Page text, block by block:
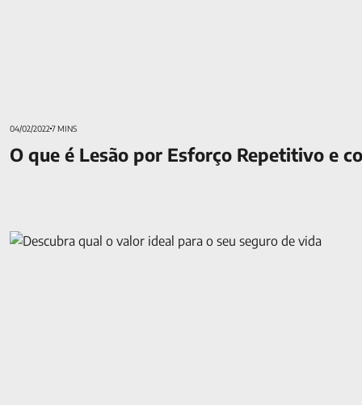
04/02/20227 MINS
O que é Lesão por Esforço Repetitivo e
Cálculo do Seguro de Vida: como definir o valor ideal de